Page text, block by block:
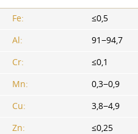
Fe:
≤0,5
Al:
91−94,7
Cr:
≤0,1
Mn:
0,3−0,9
Cu:
3,8−4,9
Zn:
≤0,25